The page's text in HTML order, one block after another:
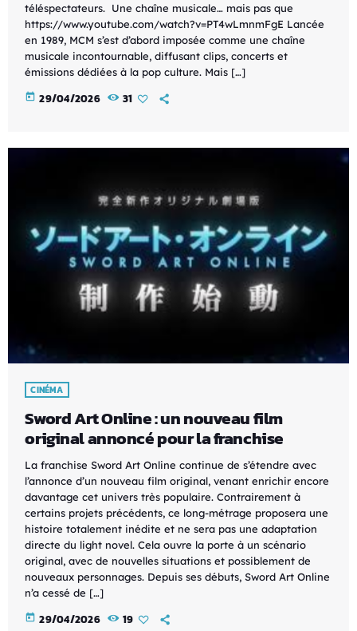
téléspectateurs. Une chaîne musicale… mais pas que
https://www.youtube.com/watch?v=PT4wLmnmFgE Lancée
en 1989, MCM s’est d’abord imposée comme une chaîne
musicale incontournable, diffusant clips, concerts et
émissions dédiées à la pop culture. Mais […]
today 29/04/2026 31
CINÉMA
Sword Art Online : un nouveau film
original annoncé pour la franchise
La franchise Sword Art Online continue de s’étendre avec
l’annonce d’un nouveau film original, venant enrichir encore
davantage cet univers très populaire. Contrairement à
certains projets précédents, ce long-métrage proposera une
histoire totalement inédite et ne sera pas une adaptation
directe du light novel. Cela ouvre la porte à un scénario
original, avec de nouvelles situations et possiblement de
nouveaux personnages. Depuis ses débuts, Sword Art Online
n’a cessé de […]
today 29/04/2026 19